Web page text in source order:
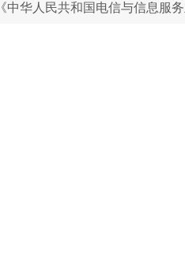
《中华人民共和国电信与信息服